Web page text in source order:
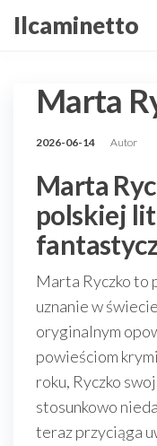
Przejdź
doIlcaminetto
Marta
2026-06-14 Autor
Marta
polskiej
Marta Ryczko to
uznanie w
oryginalnym
powieściom
roku, Ryczko
stosunkowo
teraz przyciąga